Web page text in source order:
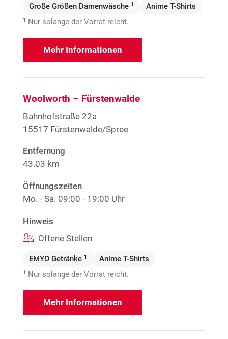
Große Größen Damenwäsche 1 Anime T-Shirts
1 Nur solange der Vorrat reicht.
Mehr Informationen
Woolworth – Fürstenwalde
Bahnhofstraße 22a
15517 Fürstenwalde/Spree
Entfernung
43.03 km
Öffnungszeiten
Mo. - Sa. 09:00 - 19:00 Uhr
Hinweis
Offene Stellen
EMYO Getränke 1 Anime T-Shirts
1 Nur solange der Vorrat reicht.
Mehr Informationen